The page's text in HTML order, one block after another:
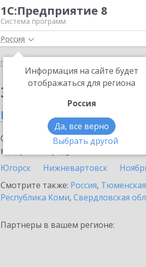
1С:Предприятие 8
Система программ
Россия
Информация на сайте будет
отображаться для региона
Россия
Да, все верно
Выбрать другой
Главная 1С-
Заказать 1С-Такском
в Новом Уренгое
Ознакомьтесь с информационными
внедрение продукта.
Югорск
Нижневартовск
Смотрите также: Россия,
Республика Коми, Свердловская
Партнеры в вашем регионе: